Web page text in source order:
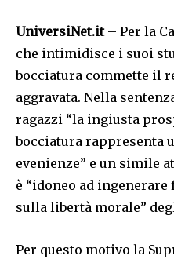
UniversiNet.it– Per la
che intimidisce i suoi
bocciatura commette il
aggravata. Nella
ragazzi “la ingiusta
bocciatura rappresenta
evenienze” e un simile
è “idoneo ad
sulla libertà morale”
Per questo motivo la